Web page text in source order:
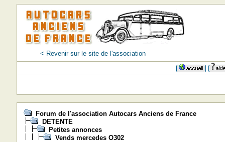
< Revenir sur le site de l'association
Forum de l'association Autocars Anciens de France
DETENTE
Petites annonces
Vends mercedes O302